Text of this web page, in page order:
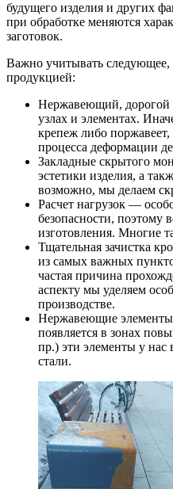
будущего изделия и других
при обработке меняются
заготовок.
Важно учитывать следующее,
продукцией:
Нержавеющий, дорогой
узлах и элементах.
крепеж либо
процесса деформации
Закладные скрытого
эстетики изделия, а
возможно, мы делаем
Расчет нагрузок —
безопасности, поэтому
изготовления. Многие
Тщательная зачистка
из самых важных
частая причина
аспекту мы уделяем
производстве.
Нержавеющие
появляется в зонах
пр.) эти элементы у
стали.